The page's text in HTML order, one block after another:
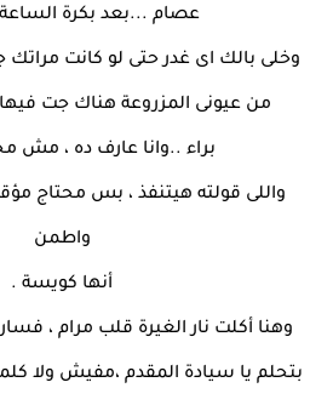
عصام ...بعد بكرة
وخلى بالك اى غدر حتى لو كانت
من عيونى المزروعة هناك جت
براء ..وانا عارف ده ، مش
واللى قولته هيتنفذ ، بس محتاج
واطمن
أنها كويسة .
وهنا أكلت نار الغيرة قلب مرام ،
بتحلم يا سيادة المقدم ،مفيش ولا